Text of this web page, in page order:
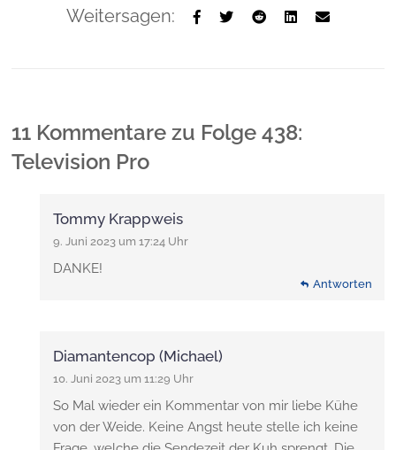
Weitersagen:
11 Kommentare zu Folge 438:
Television Pro
Tommy Krappweis
9. Juni 2023 um 17:24 Uhr
DANKE!
Antworten
Diamantencop (Michael)
10. Juni 2023 um 11:29 Uhr
So Mal wieder ein Kommentar von mir liebe Kühe
von der Weide. Keine Angst heute stelle ich keine